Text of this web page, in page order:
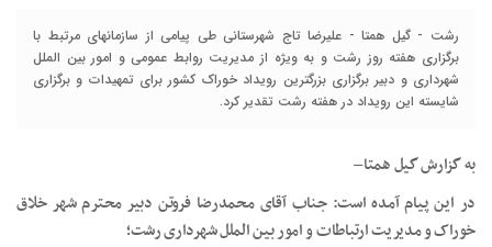
رشت - گیل همتا - علیرضا تاج شهرستانی طی پیامی از سازمانهای مرتبط با
برگزاری هفته روز رشت و به ویژه از مدیریت روابط عمومی و امور بین الملل
شهرداری و دبیر برگزاری بزرگترین رویداد خوراک کشور برای تمهیدات و برگزاری
شایسته این رویداد در هفته رشت تقدیر کرد.
به گزارش گیل همتا–
در این پیام آمده است: جناب آقای محمدرضا فروتن دبیر محترم شهر خلاق
خوراک و مدیریت ارتباطات و امور بین الملل شهرداری رشت؛